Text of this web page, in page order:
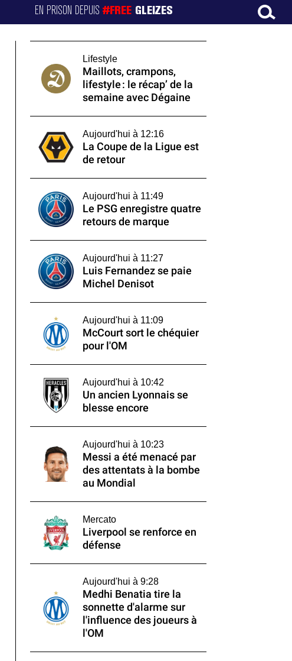
EN PRISON DEPUIS#FREE GLEIZES
Lifestyle
Maillots, crampons,
lifestyle : le récap’ de la
semaine avec Dégaine
Aujourd'hui à 12:16
La Coupe de la Ligue est
de retour
Aujourd'hui à 11:49
Le PSG enregistre quatre
retours de marque
Aujourd'hui à 11:27
Luis Fernandez se paie
Michel Denisot
Aujourd'hui à 11:09
McCourt sort le chéquier
pour l'OM
Aujourd'hui à 10:42
Un ancien Lyonnais se
blesse encore
Aujourd'hui à 10:23
Messi a été menacé par
des attentats à la bombe
au Mondial
Mercato
Liverpool se renforce en
défense
Aujourd'hui à 9:28
Medhi Benatia tire la
sonnette d'alarme sur
l'influence des joueurs à
l'OM